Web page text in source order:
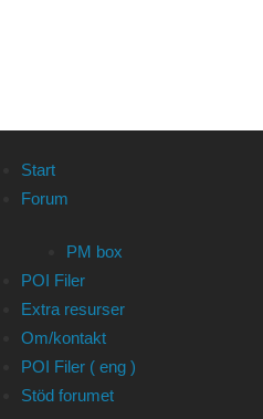
Start
Forum
PM box
POI Filer
Extra resurser
Om/kontakt
POI Filer ( eng )
Stöd forumet